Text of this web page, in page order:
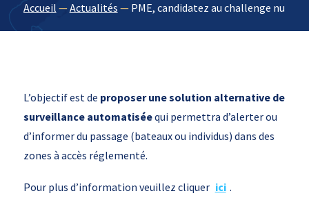
Accueil —Actualités — PME, candidatez au challenge
L’objectif est de proposer une solution alternative de
surveillance automatiséequi permettra d’alerter ou
d’informer du passage (bateaux ou individus) dans des
zones à accès réglementé.
Pour plus d’information veuillez cliquer ici .